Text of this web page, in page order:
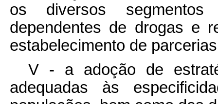
os diversos
dependentes de drogas e
estabelecimento de
V - a adoção de
adequadas às